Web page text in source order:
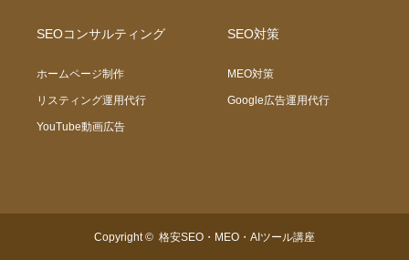
SEOコンサルティング
ホームページ制作
リスティング運用代行
YouTube動画広告
SEO対策
MEO対策
Google広告運用代行
Copyright © 格安SEO・MEO・AIツール講座